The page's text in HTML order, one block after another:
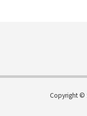
Copyright ©